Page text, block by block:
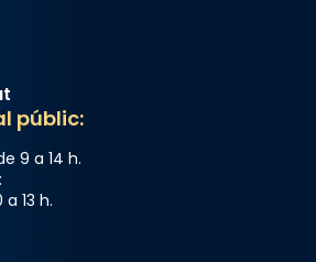
públic:
9 a 14 h.
13 h.